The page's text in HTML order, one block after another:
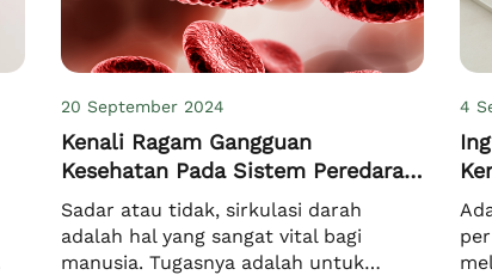
20 September 2024
Kenali Ragam Gangguan
Kesehatan Pada Sistem Peredaran
Darah & Dampaknya
Sadar atau tidak, sirkulasi darah
adalah hal yang sangat vital bagi
manusia. Tugasnya adalah untuk
4